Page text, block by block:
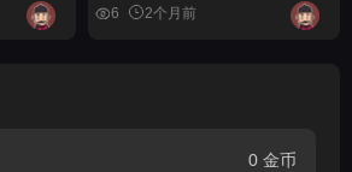
model-5
6 2个月前
0 金币